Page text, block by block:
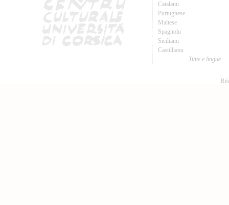
Catalanu
Purtughese
Maltese
Spagnolu
Sicilianu
Castillianu
Tutte e lingue